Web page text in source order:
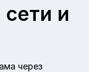
и
через